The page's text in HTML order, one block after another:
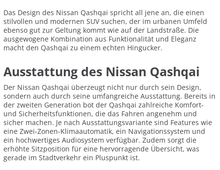
Das Design des Nissan Qashqai spricht all jene an, die einen
stilvollen und modernen SUV suchen, der im urbanen Umfeld
ebenso gut zur Geltung kommt wie auf der Landstraße. Die
ausgewogene Kombination aus Funktionalität und Eleganz
macht den Qashqai zu einem echten Hingucker.
Ausstattung des Nissan Qashqai
Der Nissan Qashqai überzeugt nicht nur durch sein Design,
sondern auch durch seine umfangreiche Ausstattung. Bereits in
der zweiten Generation bot der Qashqai zahlreiche Komfort-
und Sicherheitsfunktionen, die das Fahren angenehm und
sicher machen. Je nach Ausstattungsvariante sind Features wie
eine Zwei-Zonen-Klimaautomatik, ein Navigationssystem und
ein hochwertiges Audiosystem verfügbar. Zudem sorgt die
erhöhte Sitzposition für eine hervorragende Übersicht, was
gerade im Stadtverkehr ein Pluspunkt ist.